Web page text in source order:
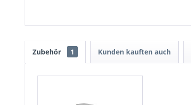
Zubehör 1 Kunden kauften auch